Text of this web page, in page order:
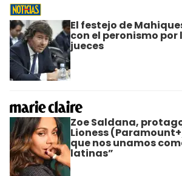
El festejo de
con el peronismo por
jueces
Zoe Saldana,
Lioness
que nos unamos
latinas”